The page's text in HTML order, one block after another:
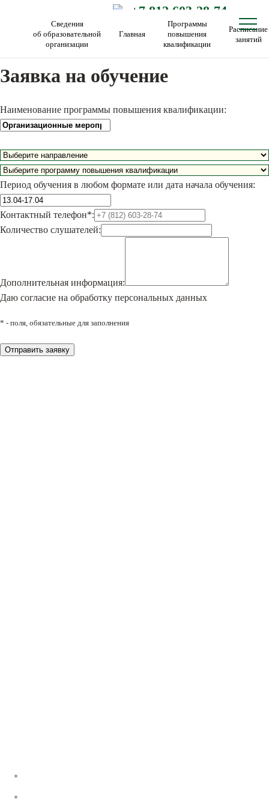
+7 812 603-28-74
Сведения
об образовательной
организации
Главная
Программы
повышения
квалификации
Расписание
занятий
Заявка на обучение
Наименование программы повышения квалификации:
Период обучения в любом формате или дата начала обучения:
Контактный телефон*:
Количество слушателей:
Дополнительная информация:
Даю согласие на обработку персональных данных
* - поля, обязательные для заполнения